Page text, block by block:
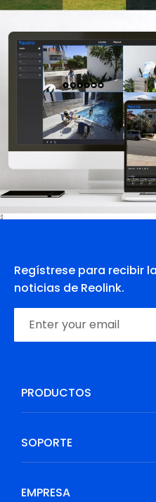
Regístrese para recibir
noticias de Reolink.
PRODUCTOS
SOPORTE
EMPRESA